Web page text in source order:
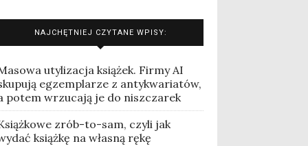
NAJCHĘTNIEJ CZYTANE WPISY:
utylizacja książek. Firmy AI
egzemplarze z antykwariatów,
potem wrzucają je do niszczarek
zrób-to-sam, czyli jak
książkę na własną rękę